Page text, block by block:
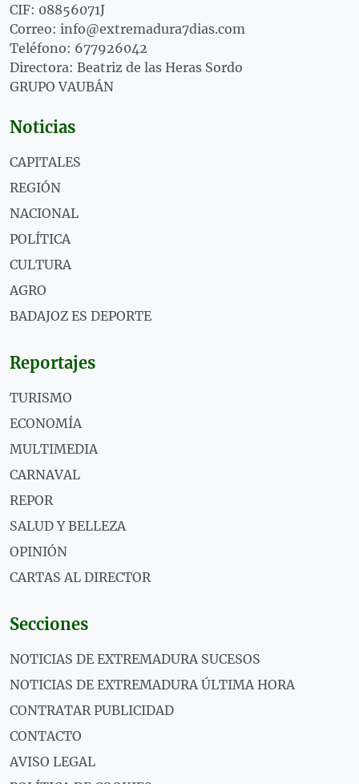
CIF: 08856071J
Correo: info@extremadura7dias.com
Teléfono: 677926042
Directora: Beatriz de las Heras Sordo
GRUPO VAUBÁN
Noticias
CAPITALES
REGIÓN
NACIONAL
POLÍTICA
CULTURA
AGRO
BADAJOZ ES DEPORTE
Reportajes
TURISMO
ECONOMÍA
MULTIMEDIA
CARNAVAL
REPOR
SALUD Y BELLEZA
OPINIÓN
CARTAS AL DIRECTOR
Secciones
NOTICIAS DE EXTREMADURA SUCESOS
NOTICIAS DE EXTREMADURA ÚLTIMA HORA
CONTRATAR PUBLICIDAD
CONTACTO
AVISO LEGAL